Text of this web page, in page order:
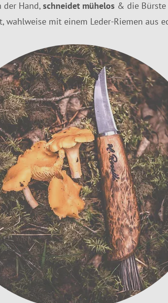
Hand, schneidet mühelos & die
wahlweise mit einem Leder-Riemen aus